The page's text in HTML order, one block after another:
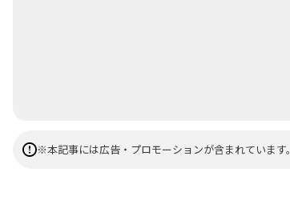
※本記事には広告・プロモーションが含まれています。